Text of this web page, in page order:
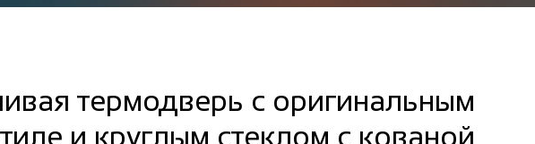
термодверь с оригинальным
и круглым стеклом с кованой